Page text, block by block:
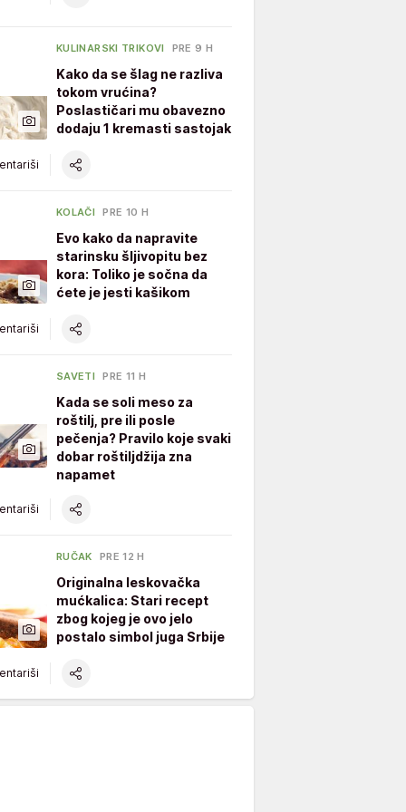
KULINARSKI TRIKOVI PRE 9 H
Kako da se šlag ne razliva
tokom vrućina?
Poslastičari mu obavezno
dodaju 1 kremasti sastojak
KOLAČI PRE 10 H
Evo kako da napravite
starinsku šljivopitu bez
kora: Toliko je sočna da
ćete je jesti kašikom
SAVETI PRE 11 H
Kada se soli meso za
roštilj, pre ili posle
pečenja? Pravilo koje svaki
dobar roštiljdžija zna
napamet
RUČAK PRE 12 H
Originalna leskovačka
mućkalica: Stari recept
zbog kojeg je ovo jelo
postalo simbol juga Srbije